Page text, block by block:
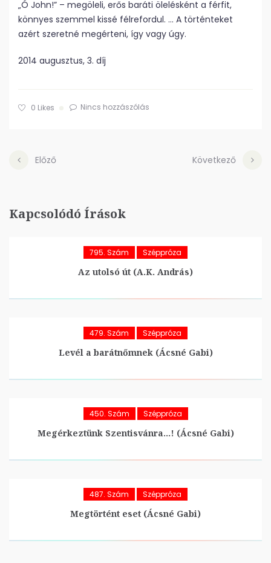
„Ó John!” – megöleli, erős baráti ölelésként a férfit,
könnyes szemmel kissé félrefordul. … A történteket
azért szeretné megérteni, így vagy úgy.
2014 augusztus, 3. díj
0 Likes Nincs hozzászólás
Előző Következő
Kapcsolódó Írások
795. Szám Széppróza
Az utolsó út (A.K. András)
479. Szám Széppróza
Levél a barátnőmnek (Ácsné Gabi)
450. Szám Széppróza
Megérkeztünk Szentisvánra…! (Ácsné Gabi)
487. Szám Széppróza
Megtörtént eset (Ácsné Gabi)